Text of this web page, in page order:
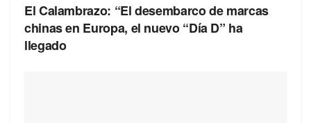
El Calambrazo: “El desembarco de marcas
chinas en Europa, el nuevo “Día D” ha
llegado